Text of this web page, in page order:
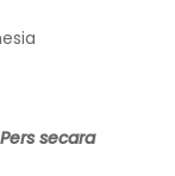
secara